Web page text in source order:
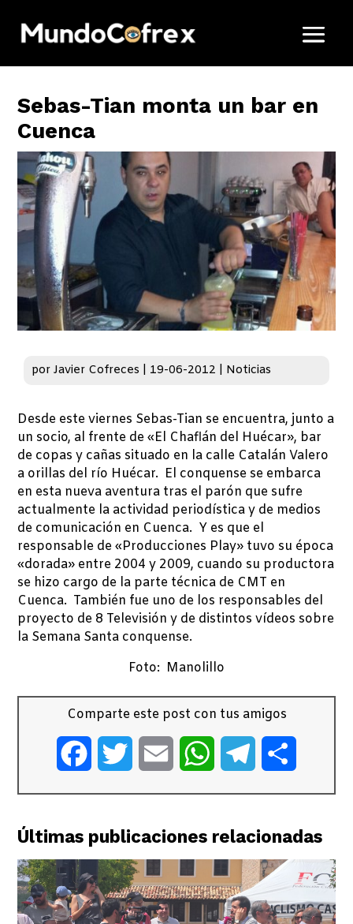
Sebas-Tian monta un bar en
Cuenca
porJavier Cofreces 19-06-2012 Noticias
Desde este viernes Sebas-Tian se encuentra, junto a
un socio, al frente de «El Chaflán del Huécar», bar
de copas y cañas situado en la calle Catalán Valero
a orillas del río Huécar. El conquense se embarca
en esta nueva aventura tras el parón que sufre
actualmente la actividad periodística y de medios
de comunicación en Cuenca. Y es que el
responsable de «Producciones Play» tuvo su época
«dorada» entre 2004 y 2009, cuando su productora
se hizo cargo de la parte técnica de CMT en
Cuenca. También fue uno de los responsables del
proyecto de 8 Televisión y de distintos vídeos sobre
la Semana Santa conquense.
Foto: Manolillo
Comparte este post con tus amigos
FacebookTwitter Email WhatsAppTelegram
Últimas publicaciones relacionadas